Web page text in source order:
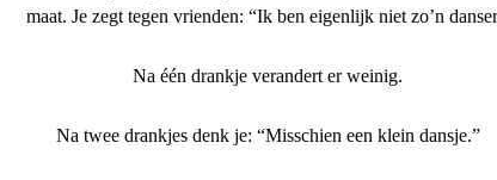
maat. Je zegt tegen vrienden: “Ik ben eigenlijk niet zo’n
Na één drankje verandert er weinig.
Na twee drankjes denk je: “Misschien een klein dansje.”